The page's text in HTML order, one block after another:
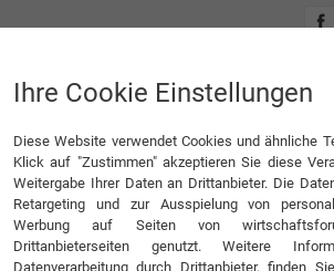
Ihre Cookie Einstellungen
Diese Website verwendet Cookies und ähnliche
Klick auf "Zustimmen" akzeptieren Sie diese
Weitergabe Ihrer Daten an Drittanbieter. Die
Retargeting und zur Ausspielung von
Werbung auf Seiten von
Drittanbieterseiten genutzt. Weitere
Datenverarbeitung durch Drittanbieter, finden